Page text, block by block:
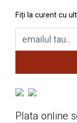
Fiți la curent cu
Plata online